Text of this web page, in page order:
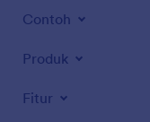
Contoh
Produk
Fitur